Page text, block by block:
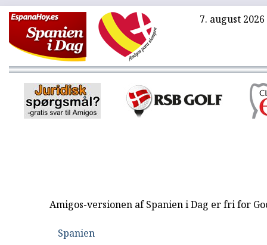
7. august 2026
Amigos-versionen af Spanien i Dag er fri for
Spanien